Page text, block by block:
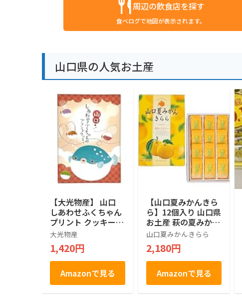
周辺の飲食店を探す
食べログで地図が表示されます。
山口県の人気お土産
【大光物産】 山口
しあわせふくちゃん
プリント クッキー 1
4枚入り 山口県 お土
産 お菓子 個包装 ギ
フト スイーツ 焼き
菓子 手土産 贈り物
ご当地銘菓 お中元
お歳暮
大光物産
1,420円
Amazonで見る
【山口夏みかんきら
ら】12個入り 山口県
お土産 萩の夏みかん
果汁使用 フルーツゼ
リー 個包装 スイー
ツ お菓子 ギフト 贈
り物 手土産 お中元
お歳暮
山口夏みかんきらら
2,180円
Amazonで見る